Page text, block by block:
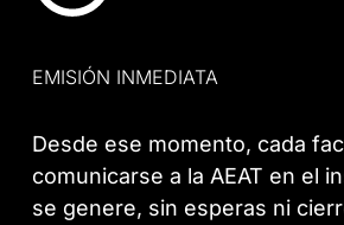
EMISIÓN INMEDIATA
Desde ese momento, cada
comunicarse a la AEAT en el
se genere, sin esperas ni